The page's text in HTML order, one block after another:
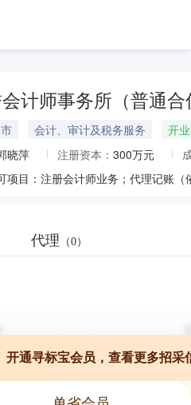
计师事务所（普通合
会计、审计及税务服务
开业
晓萍 注册资本： 300万元
代理 （0）
开通寻标宝会员，查看更多招采